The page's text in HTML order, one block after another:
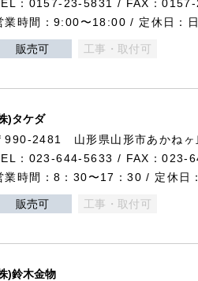
：0157-23-5831 / FAX：
業時間：9:00〜18:00 / 定休日：
販売可 工事・取付可
)タケダ
990-2481 山形県山形市あかねヶ
：023-644-5633 / FAX：023-
業時間：8：30〜17：30 / 定休日
販売可 工事・取付可
)鈴木金物